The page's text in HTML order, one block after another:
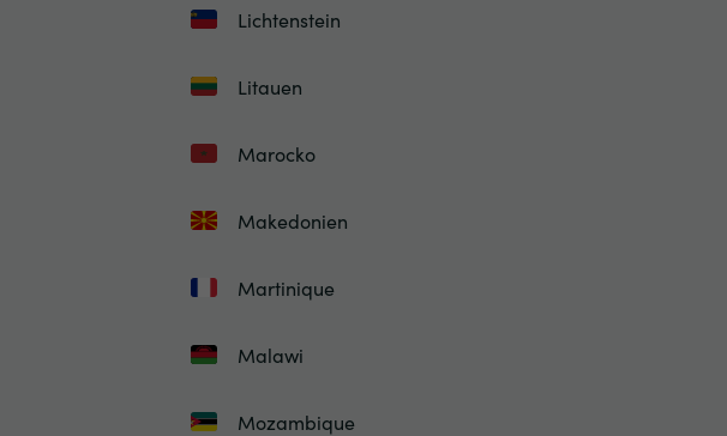
Lichtenstein
Litauen
Marocko
Makedonien
Martinique
Malawi
Mozambique